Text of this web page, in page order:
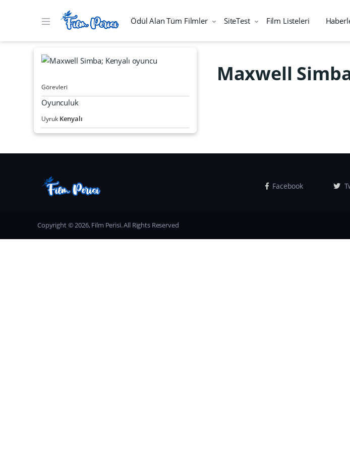
Ödül Alan Tüm Filmler SiteTest Film Listeleri
Görevleri
Oyunculuk
Uyruk Kenyalı
Maxwell
Facebook
Copyright © 2026, Film Perisi. All Rights Reserved